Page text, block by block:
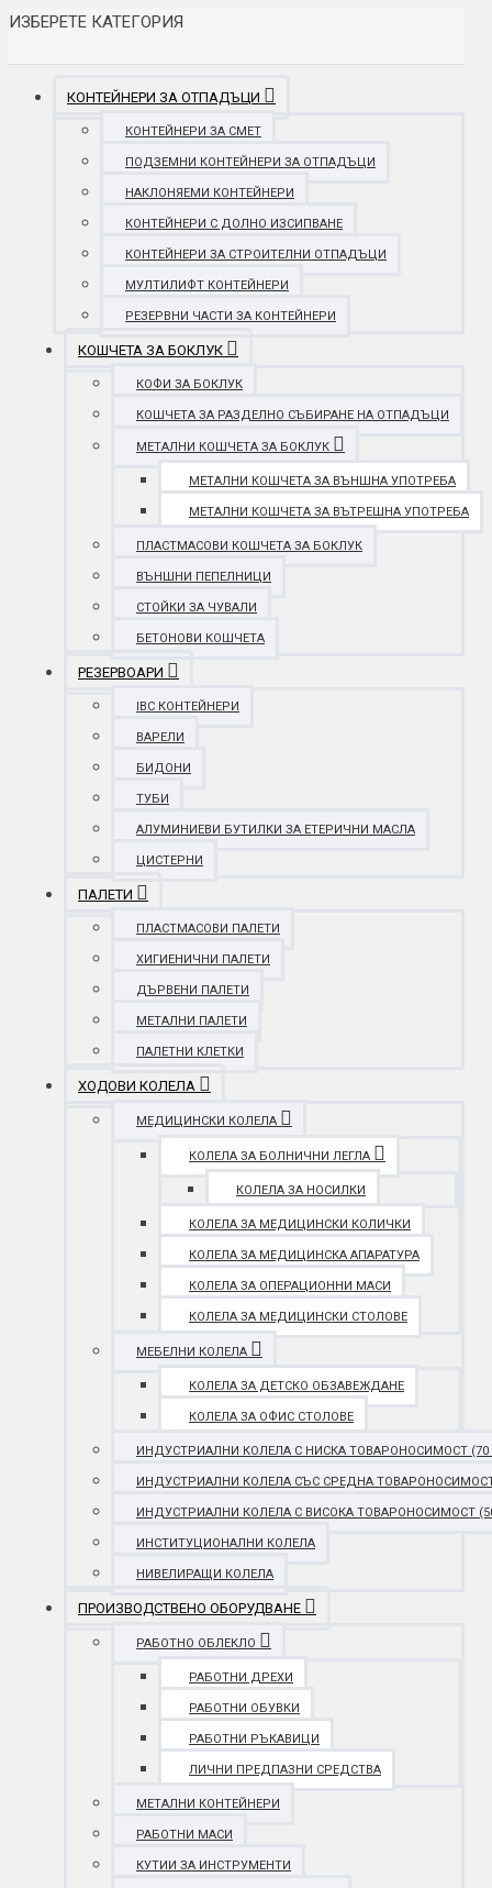
ИЗБЕРЕТЕ КАТЕГОРИЯ
КОНТЕЙНЕРИ ЗА ОТПАДЪЦИ
КОНТЕЙНЕРИ ЗА СМЕТ
ПОДЗЕМНИ КОНТЕЙНЕРИ ЗА ОТПАДЪЦИ
НАКЛОНЯЕМИ КОНТЕЙНЕРИ
КОНТЕЙНЕРИ С ДОЛНО ИЗСИПВАНЕ
КОНТЕЙНЕРИ ЗА СТРОИТЕЛНИ ОТПАДЪЦИ
МУЛТИЛИФТ КОНТЕЙНЕРИ
РЕЗЕРВНИ ЧАСТИ ЗА КОНТЕЙНЕРИ
КОШЧЕТА ЗА БОКЛУК
КОФИ ЗА БОКЛУК
КОШЧЕТА ЗА РАЗДЕЛНО СЪБИРАНЕ НА ОТПАДЪЦИ
МЕТАЛНИ КОШЧЕТА ЗА БОКЛУК
МЕТАЛНИ КОШЧЕТА ЗА ВЪНШНА УПОТРЕБА
МЕТАЛНИ КОШЧЕТА ЗА ВЪТРЕШНА УПОТРЕБА
ПЛАСТМАСОВИ КОШЧЕТА ЗА БОКЛУК
ВЪНШНИ ПЕПЕЛНИЦИ
СТОЙКИ ЗА ЧУВАЛИ
БЕТОНОВИ КОШЧЕТА
РЕЗЕРВОАРИ
IBC КОНТЕЙНЕРИ
ВАРЕЛИ
БИДОНИ
ТУБИ
АЛУМИНИЕВИ БУТИЛКИ ЗА ЕТЕРИЧНИ МАСЛА
ЦИСТЕРНИ
ПАЛЕТИ
ПЛАСТМАСОВИ ПАЛЕТИ
ХИГИЕНИЧНИ ПАЛЕТИ
ДЪРВЕНИ ПАЛЕТИ
МЕТАЛНИ ПАЛЕТИ
ПАЛЕТНИ КЛЕТКИ
ХОДОВИ КОЛЕЛА
МЕДИЦИНСКИ КОЛЕЛА
КОЛЕЛА ЗА БОЛНИЧНИ ЛЕГЛА
КОЛЕЛА ЗА НОСИЛКИ
КОЛЕЛА ЗА МЕДИЦИНСКИ КОЛИЧКИ
КОЛЕЛА ЗА МЕДИЦИНСКА АПАРАТУРА
КОЛЕЛА ЗА ОПЕРАЦИОННИ МАСИ
КОЛЕЛА ЗА МЕДИЦИНСКИ СТОЛОВЕ
МЕБЕЛНИ КОЛЕЛА
КОЛЕЛА ЗА ДЕТСКО ОБЗАВЕЖДАНЕ
КОЛЕЛА ЗА ОФИС СТОЛОВЕ
ИНДУСТРИАЛНИ КОЛЕЛА С НИСКА ТОВАРОНОСИМОСТ (70 -
ИНДУСТРИАЛНИ КОЛЕЛА СЪС СРЕДНА ТОВАРОНОСИМОСТ
ИНДУСТРИАЛНИ КОЛЕЛА С ВИСОКА ТОВАРОНОСИМОСТ
ИНСТИТУЦИОНАЛНИ КОЛЕЛА
НИВЕЛИРАЩИ КОЛЕЛА
ПРОИЗВОДСТВЕНО ОБОРУДВАНЕ
РАБОТНО ОБЛЕКЛО
РАБОТНИ ДРЕХИ
РАБОТНИ ОБУВКИ
РАБОТНИ РЪКАВИЦИ
ЛИЧНИ ПРЕДПАЗНИ СРЕДСТВА
МЕТАЛНИ КОНТЕЙНЕРИ
РАБОТНИ МАСИ
КУТИИ ЗА ИНСТРУМЕНТИ